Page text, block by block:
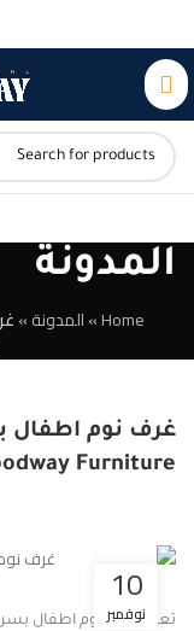
المدونة
Home
»المدونة»
غرف نوم اطفال
Furniture
10
نوفمبر
تعتبر غرف نوم اطفال